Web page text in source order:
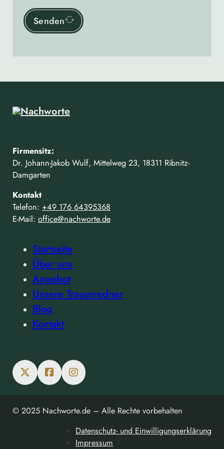
Senden
Firmensitz:
Dr. Johann-Jakob Wulf, Mittelweg 23, 18311 Ribnitz-
Damgarten
Kontakt
Telefon: +49 176 64395368
E-Mail: office@nachworte.de
Startseite
Über uns
Angebot
Unsere Trauerredner
Blog
Kontakt
© 2025 Nachworte.de – Alle Rechte vorbehalten
Datenschutz- und Einwilligungserklärung
Impressum